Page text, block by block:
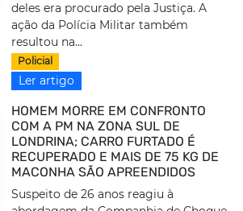
deles era procurado pela Justiça. A
ação da Polícia Militar também
resultou na...
Policial
Ler artigo
HOMEM MORRE EM CONFRONTO
COM A PM NA ZONA SUL DE
LONDRINA; CARRO FURTADO É
RECUPERADO E MAIS DE 75 KG DE
MACONHA SÃO APREENDIDOS
Suspeito de 26 anos reagiu à